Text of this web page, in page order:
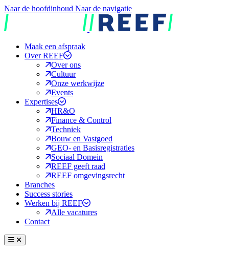
Naar de hoofdinhoud Naar de navigatie
REEF
Maak een afspraak
Over REEF
Over ons
Cultuur
Onze werkwijze
Events
Expertises
HR&O
Finance & Control
Techniek
Bouw en Vastgoed
GEO- en Basisregistraties
Sociaal Domein
REEF geeft raad
REEF omgevingsrecht
Branches
Success stories
Werken bij REEF
Alle vacatures
Contact
Menu
Sluiten